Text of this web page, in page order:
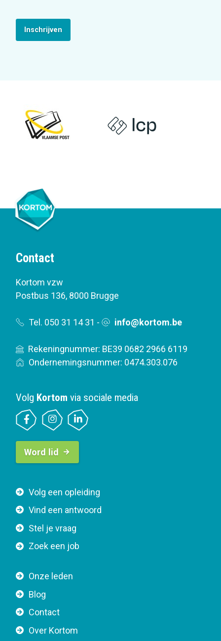
Inschrijven
Contact
Kortom vzw
Postbus 136, 8000 Brugge
Tel. 050 31 14 31 - info@kortom.be
Rekeningnummer: BE39 0682 2966 6119
Ondernemingsnummer: 0474.303.076
F
o
t
e
a
v
i
a
Volg een opleiding
Vind een antwoord
Stel je vraag
Zoek een job
Onze leden
Blog
Contact
Over Kortom
Volg Kortom via sociale media
B
t
o
n
a
v
g
t
i
o
Word lid